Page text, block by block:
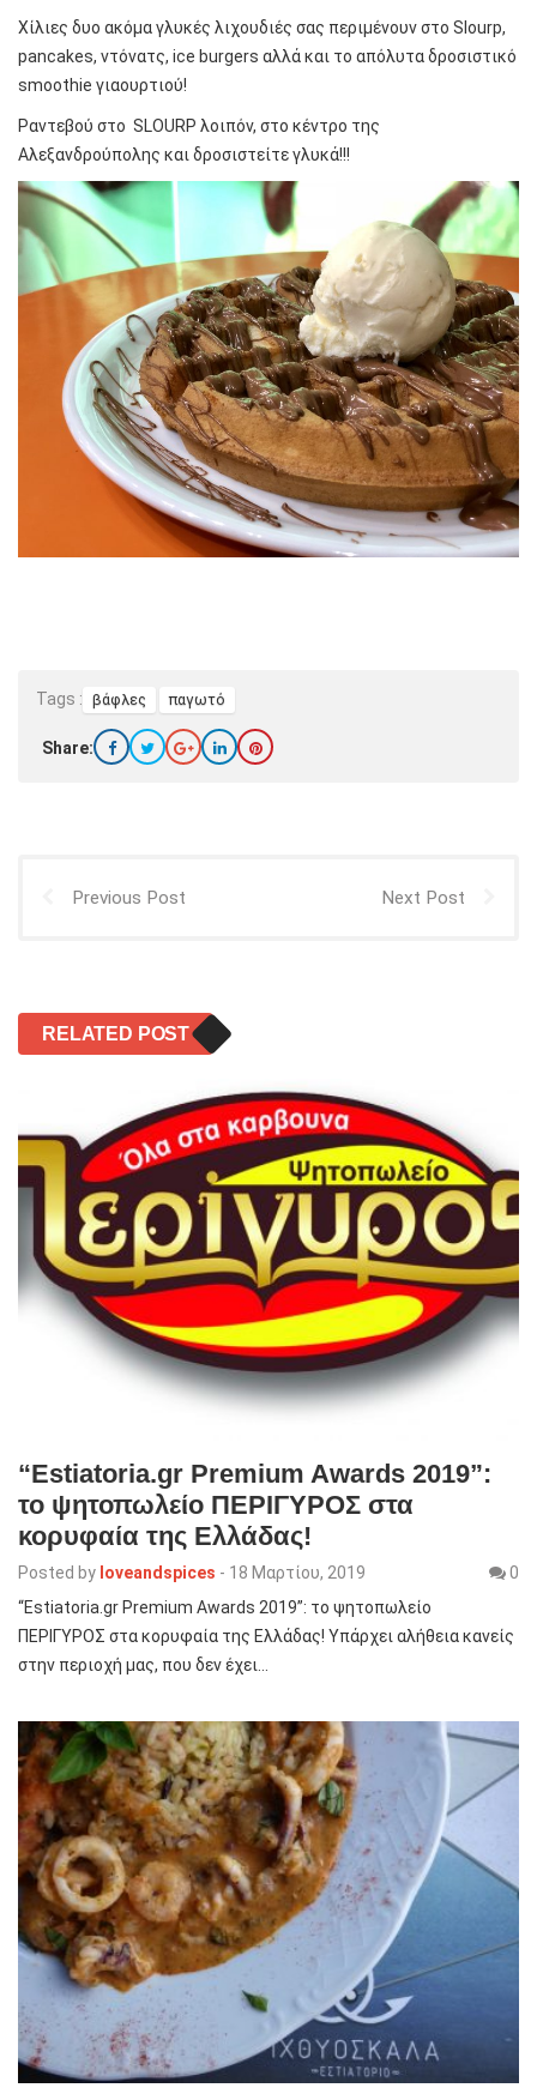
Χίλιες δυο ακόμα γλυκές λιχουδιές σας περιμένουν στο Slourp,
pancakes, ντόνατς, ice burgers αλλά και το απόλυτα δροσιστικό
smoothie γιαουρτιού!
Ραντεβού στο SLOURP λοιπόν, στο κέντρο της
Αλεξανδρούπολης και δροσιστείτε γλυκά!!!
Tags : βάφλες παγωτό
Share:
Previous Post Next Post
RELATED POST
“Estiatoria.gr Premium Awards 2019”:
το ψητοπωλείο ΠΕΡΙΓΥΡΟΣ στα
κορυφαία της Ελλάδας!
Posted by loveandspices - 18 Μαρτίου, 2019
0
“Estiatoria.gr Premium Awards 2019”: το ψητοπωλείο
ΠΕΡΙΓΥΡΟΣ στα κορυφαία της Ελλάδας! Υπάρχει αλήθεια κανείς
στην περιοχή μας, που δεν έχει…